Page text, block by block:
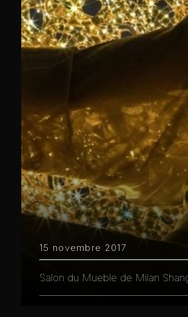
15 novembre 2017
Salon du Mueble de Milan